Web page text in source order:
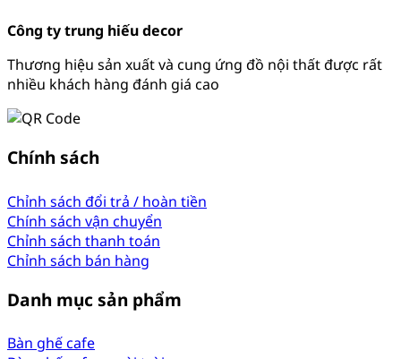
Công ty trung hiếu decor
Thương hiệu sản xuất và cung ứng đồ nội thất được rất
nhiều khách hàng đánh giá cao
Chính sách
Chỉnh sách đổi trả / hoàn tiền
Chính sách vận chuyển
Chỉnh sách thanh toán
Chỉnh sách bán hàng
Danh mục sản phẩm
Bàn ghế cafe